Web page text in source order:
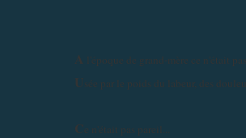
A l'époque de grand-mère ce n'était
U sée par le poids du labeur, des
Ce n'était pas pareil...